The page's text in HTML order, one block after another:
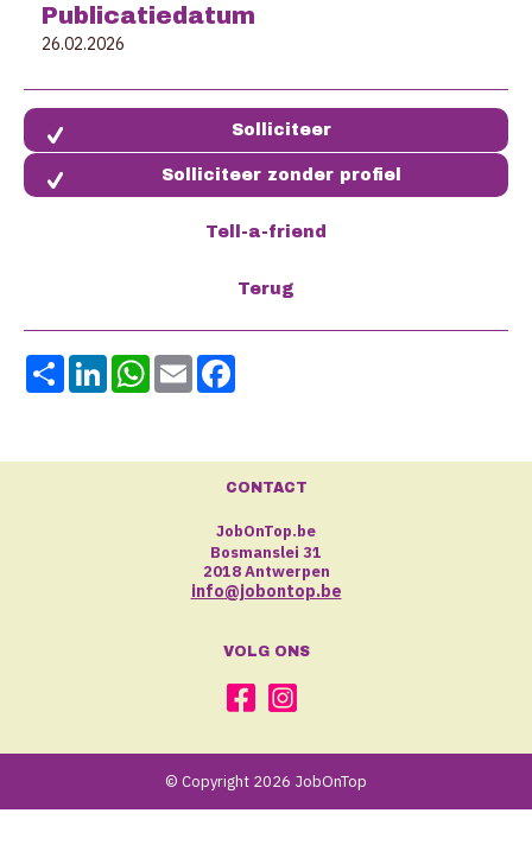
Publicatiedatum
26.02.2026
Solliciteer zonder profiel
Share LinkedInWhatsApp
Email
CONTACT
JobOnTop.be
Bosmanslei 31
2018 Antwerpen
info@jobontop.be
VOLG ONS
© Copyright 2026 JobOnTop